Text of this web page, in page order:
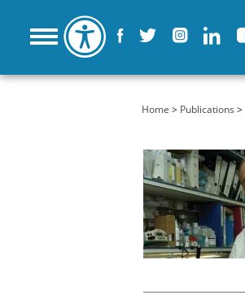
You are here
Home > Publications >